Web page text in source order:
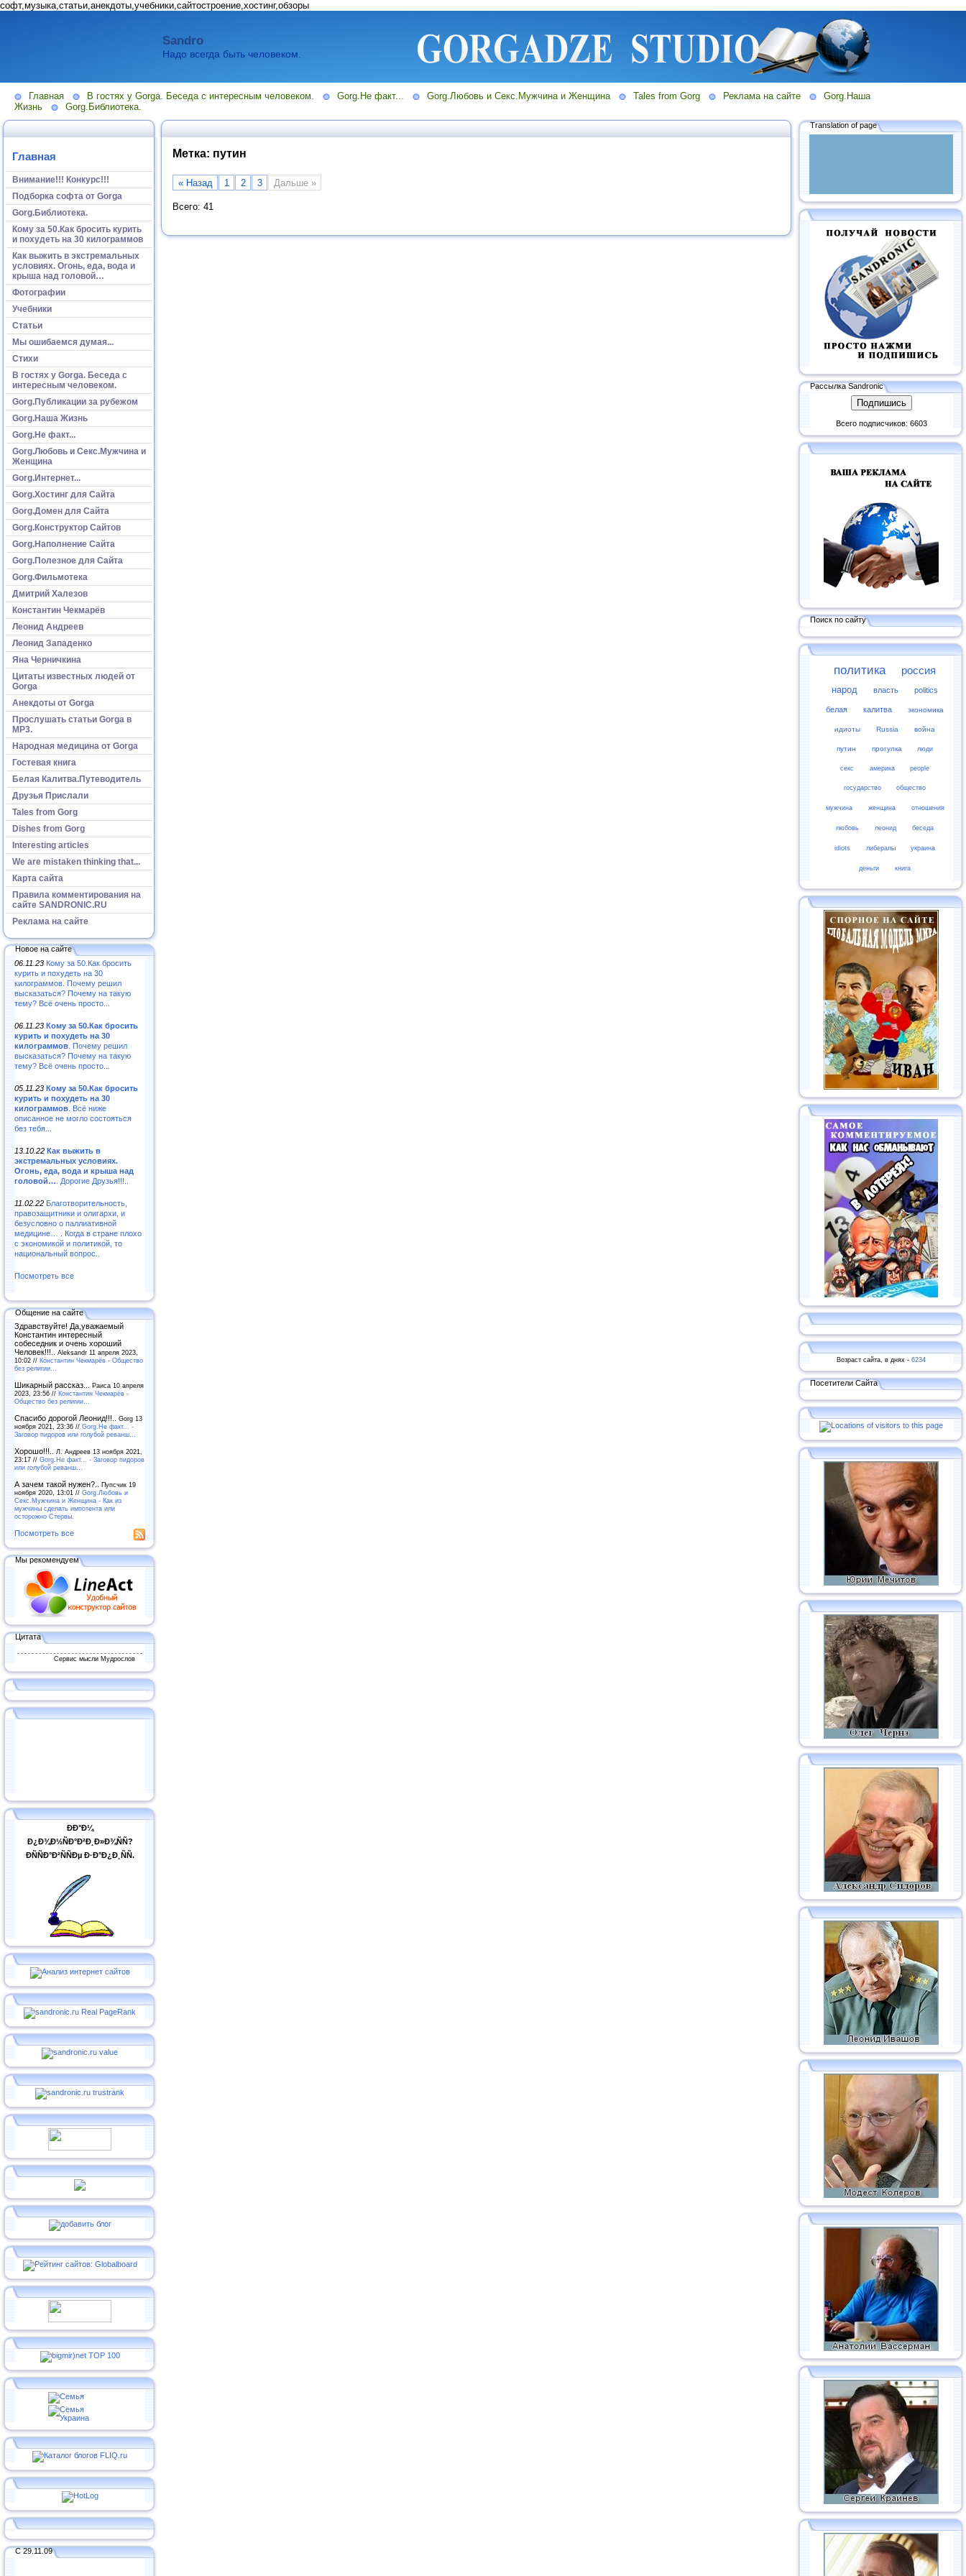
софт,музыка,статьи,анекдоты,учебники,сайтостроение,хостинг,обзоры
Sandro
Надо всегда быть человеком.
Главная В гостях у Gorga. Беседа с интересным человеком. Gorg.Не факт... Gorg.Любовь и Секс.Мужчина и Женщина Tales from Gorg Реклама на сайте
Gorg.Наша
Жизнь
Gorg.Библиотека.
Главная
Внимание!!! Конкурс!!!
Подборка софта от Gorga
Gorg.Библиотека.
Кому за 50.Как бросить курить
и похудеть на 30 килограммов
Как выжить в экстремальных
условиях. Огонь, еда, вода и
крыша над головой…
Фотографии
Учебники
Статьи
Мы ошибаемся думая...
Стихи
В гостях у Gorga. Беседа с
интересным человеком.
Gorg.Публикации за рубежом
Gorg.Наша Жизнь
Gorg.Не факт...
Gorg.Любовь и Секс.Мужчина и
Женщина
Gorg.Интернет...
Gorg.Хостинг для Сайта
Gorg.Домен для Сайта
Gorg.Конструктор Сайтов
Gorg.Наполнение Сайта
Gorg.Полезное для Сайта
Gorg.Фильмотека
Дмитрий Халезов
Константин Чекмарёв
Леонид Андреев
Леонид Западенко
Яна Черничкина
Цитаты известных людей от
Gorga
Анекдоты от Gorga
Прослушать статьи Gorga в
МР3.
Народная медицина от Gorga
Гостевая книга
Белая Калитва.Путеводитель
Друзья Прислали
Tales from Gorg
Dishes from Gorg
Interesting articles
We are mistaken thinking that...
Карта сайта
Правила комментирования на
сайте SANDRONIC.RU
Реклама на сайте
Новое на сайте
06.11.23 Кому за 50.Как бросить
курить и похудеть на 30
килограммов. Почему решил
высказаться? Почему на такую
тему? Всё очень просто...
06.11.23 Кому за 50.Как бросить
курить и похудеть на 30
килограммов . Почему решил
высказаться? Почему на такую
тему? Всё очень просто...
05.11.23 Кому за 50.Как бросить
курить и похудеть на 30
килограммов . Всё ниже
описанное не могло состояться
без тебя...
13.10.22 Как выжить в
экстремальных условиях.
Огонь, еда, вода и крыша над
головой… . Дорогие Друзья!!!..
11.02.22 Благотворительность,
правозащитники и олигархи, и
безусловно о паллиативной
медицине… . Когда в стране плохо
с экономикой и политикой, то
национальный вопрос..
Посмотреть все
Общение на сайте
Здравствуйте! Да,уважаемый
Константин интересный
собеседник и очень хороший
Человек!!!.. Aleksandr 11 апреля 2023,
10:02 // Константин Чекмарёв - Общество
без религии...
Шикарный рассказ... Раиса 10 апреля
2023, 23:56 // Константин Чекмарёв -
Общество без религии...
Спасибо дорогой Леонид!!!.. Gorg 13
ноября 2021, 23:36 // Gorg.Не факт... -
Заговор пидоров или голубой реванш…
Хорошо!!!..
Л. Андреев 13 ноября 2021,
23:17 // Gorg.Не факт... - Заговор пидоров
или голубой реванш…
А зачем такой нужен?.. Пупсчик 19
ноября 2020, 13:01 // Gorg.Любовь и
Секс.Мужчина и Женщина - Как из
мужчины сделать импотента или
осторожно Стервы.
Посмотреть все
Мы рекомендуем
Цитата
Сервис мысли Мудрослов
ÐÐ°Ð¼
Ð¿Ð¾Ð½ÑÐ°Ð²Ð¸Ð»Ð¾ÑÑ?
ÐÑÑÐ°Ð²ÑÑÐµ Ð·Ð°Ð¿Ð¸ÑÑ.
С 29.11.09
Метка: путин
« Назад 1 2 3 Дальше »
Всего: 41
Translation of page
Рассылка Sandronic
Всего подписчиков: 6603
Поиск по сайту
политика россия
народ власть politics
белая калитва экономика
идиоты Russia война
путин прогулка люди
секс америка people
государство общество
мужчина женщина отношения
любовь леонид беседа
idiots либералы украина
деньги книга
Возраст сайта, в днях - 6234
Посетители Сайта